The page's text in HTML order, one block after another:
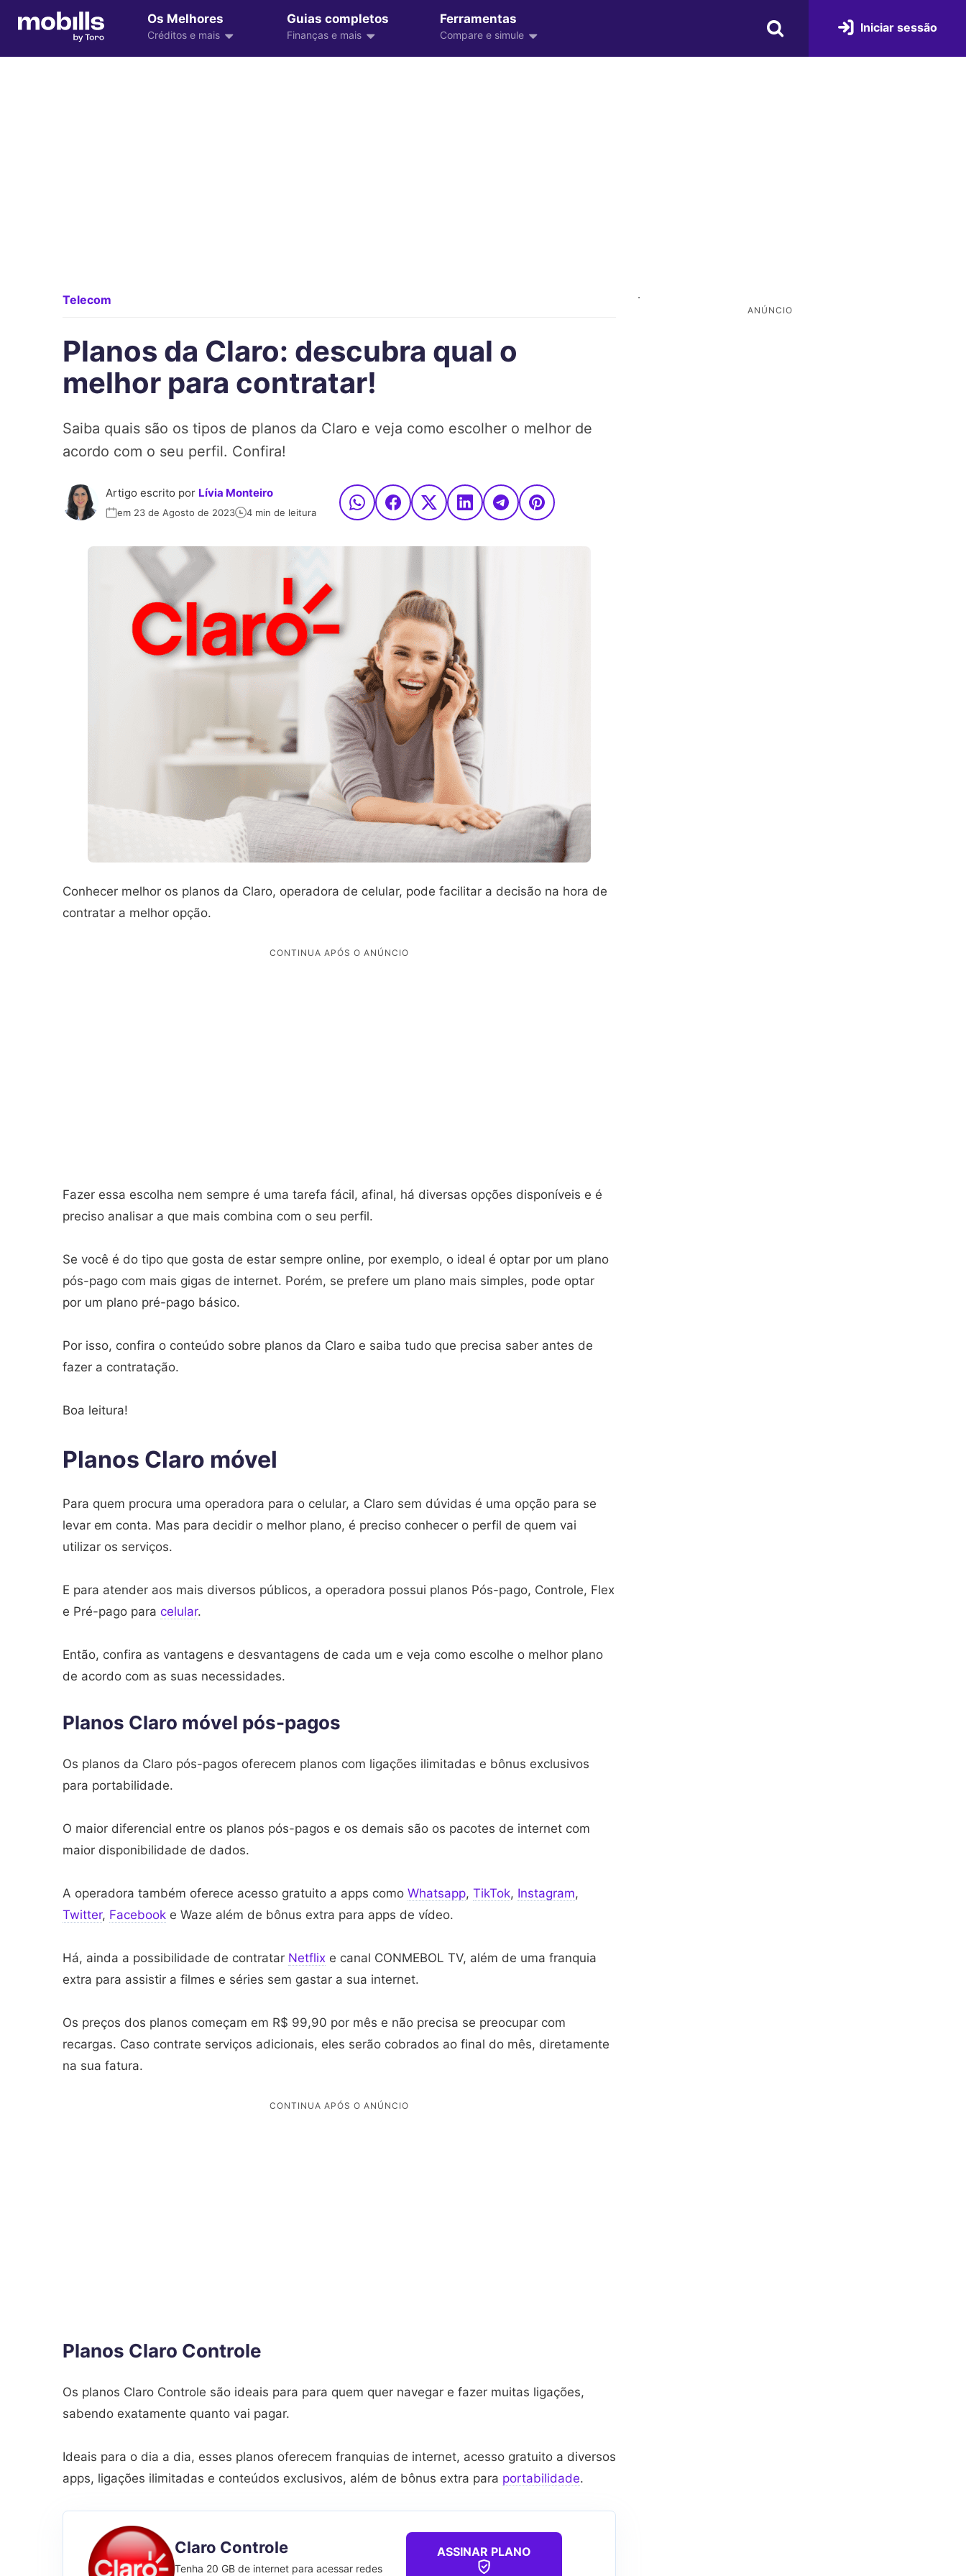
Os Melhores
Créditos e mais
Guias completos
Finanças e mais
Ferramentas
Compare e simule
Iniciar sessão
Telecom
Planos da Claro: descubra qual o
melhor para contratar!
Saiba quais são os tipos de planos da Claro e veja como escolher o melhor de
acordo com o seu perfil. Confira!
Artigo escrito por Lívia Monteiro
em 23 de Agosto de 2023 4 min de leitura
Conhecer melhor os planos da Claro, operadora de celular, pode facilitar a decisão na hora de
contratar a melhor opção.
Fazer essa escolha nem sempre é uma tarefa fácil, afinal, há diversas opções disponíveis e é
preciso analisar a que mais combina com o seu perfil.
Se você é do tipo que gosta de estar sempre online, por exemplo, o ideal é optar por um plano
pós-pago com mais gigas de internet. Porém, se prefere um plano mais simples, pode optar
por um plano pré-pago básico.
Por isso, confira o conteúdo sobre planos da Claro e saiba tudo que precisa saber antes de
fazer a contratação.
Boa leitura!
Planos Claro móvel
Para quem procura uma operadora para o celular, a Claro sem dúvidas é uma opção para se
levar em conta. Mas para decidir o melhor plano, é preciso conhecer o perfil de quem vai
utilizar os serviços.
E para atender aos mais diversos públicos, a operadora possui planos Pós-pago, Controle, Flex
e Pré-pago para celular.
Então, confira as vantagens e desvantagens de cada um e veja como escolhe o melhor plano
de acordo com as suas necessidades.
Planos Claro móvel pós-pagos
Os planos da Claro pós-pagos oferecem planos com ligações ilimitadas e bônus exclusivos
para portabilidade.
O maior diferencial entre os planos pós-pagos e os demais são os pacotes de internet com
maior disponibilidade de dados.
A operadora também oferece acesso gratuito a apps como Whatsapp, TikTok, Instagram,
Twitter, Facebook e Waze além de bônus extra para apps de vídeo.
Há, ainda a possibilidade de contratar Netflix e canal CONMEBOL TV, além de uma franquia
extra para assistir a filmes e séries sem gastar a sua internet.
Os preços dos planos começam em R$ 99,90 por mês e não precisa se preocupar com
recargas. Caso contrate serviços adicionais, eles serão cobrados ao final do mês, diretamente
na sua fatura.
Planos Claro Controle
Os planos Claro Controle são ideais para para quem quer navegar e fazer muitas ligações,
sabendo exatamente quanto vai pagar.
Ideais para o dia a dia, esses planos oferecem franquias de internet, acesso gratuito a diversos
apps, ligações ilimitadas e conteúdos exclusivos, além de bônus extra para portabilidade.
Claro Controle
Tenha 20 GB de internet para acessar redes
ASSINAR PLANO
.